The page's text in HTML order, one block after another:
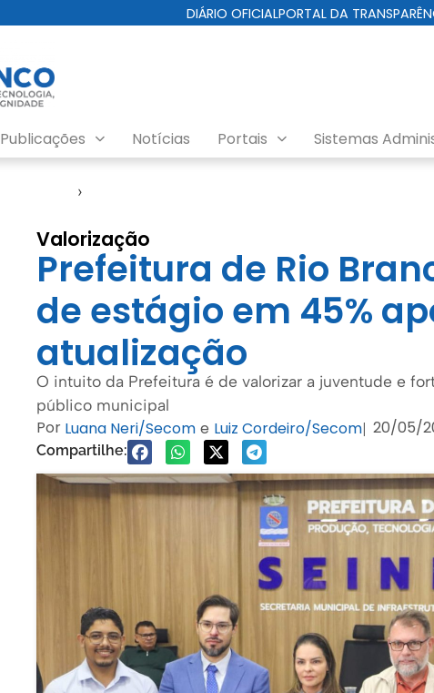
DIÁRIO OFICIALPORTAL DA
Publicações Notícias Portais Sistemas
›
Valorização
Prefeitura de Rio
de estágio em 45%
atualização
O intuito da Prefeitura é de valorizar a juventude e
público municipal
Por Luana Neri/Secom e Luiz Cordeiro/Secom| 20/05/
Compartilhe: